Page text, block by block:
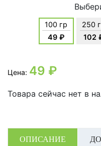
100 гр
49 ₽
250
102
Цена: 49 ₽
Товара сейчас нет в
ОПИСАНИЕ